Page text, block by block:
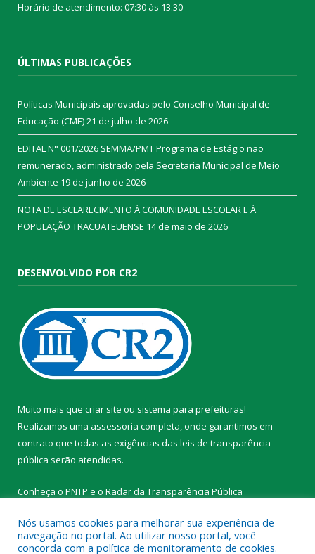
Horário de atendimento: 07:30 às 13:30
ÚLTIMAS PUBLICAÇÕES
Políticas Municipais aprovadas pelo Conselho Municipal de
Educação (CME)21 de julho de 2026
EDITAL N° 001/2026 SEMMA/PMT Programa de Estágio não
remunerado, administrado pela Secretaria Municipal de Meio
Ambiente 19 de junho de 2026
NOTA DE ESCLARECIMENTO À COMUNIDADE ESCOLAR E À
POPULAÇÃO TRACUATEUENSE 14 de maio de 2026
DESENVOLVIDO POR CR2
Muito mais que criar site ou sistema para prefeituras!
Realizamos uma assessoria completa, onde garantimos em
contrato que todas as exigências das leis de transparência
pública serão atendidas.
Conheça o PNTP e o Radar da Transparência Pública
Nós usamos cookies para melhorar sua experiência de
navegação no portal. Ao utilizar nosso portal, você
concorda com a política de monitoramento de cookies.